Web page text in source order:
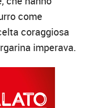
come
coraggiosa
imperava.